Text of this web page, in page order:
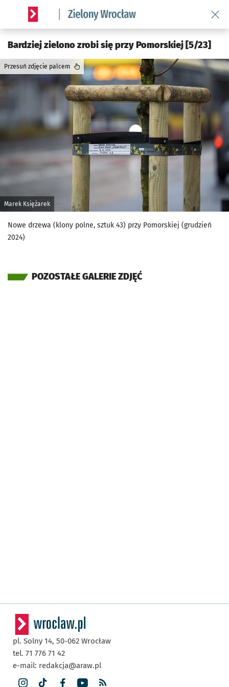
Serwis informacyjny wroclaw.pl podserwis: Środowisko we
Bardziej zielono zrobi się przy Pomorskiej [5/23]
Marek Księżarek
Przesuń zdjęcie palcem
Nowe drzewa (klony polne, sztuk 43) przy Pomorskiej (grudzień
2024)
POZOSTAŁE GALERIE ZDJĘĆ
pl. Solny 14, 50-062 Wrocław
tel. 71 776 71 42
e-mail: redakcja@araw.pl